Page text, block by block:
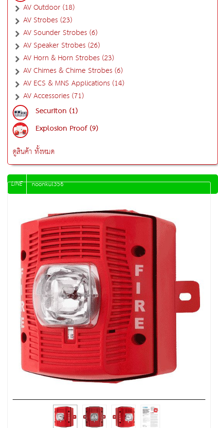
AV Outdoor (18)
AV Strobes (23)
AV Sounder Strobes (6)
AV Speaker Strobes (26)
AV Horn & Horn Strobes (23)
AV Chimes & Chime Strobes (6)
AV ECS & MNS Applications (14)
AV Accessories (71)
Securiton (1)
Explosion Proof (9)
ดูสินค้า ทั้งหมด
LINE noonkul356